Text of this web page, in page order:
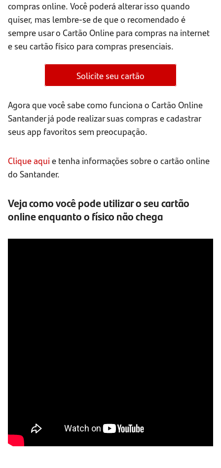
compras online. Você poderá alterar isso quando
quiser, mas lembre-se de que o recomendado é
sempre usar o Cartão Online para compras na internet
e seu cartão físico para compras presenciais.
Solicite seu cartão
Agora que você sabe como funciona o Cartão Online
Santander já pode realizar suas compras e cadastrar
seus app favoritos sem preocupação.
Clique aqui e tenha informações sobre o cartão online
do Santander.
Veja como você pode utilizar o seu cartão
online enquanto o físico não chega